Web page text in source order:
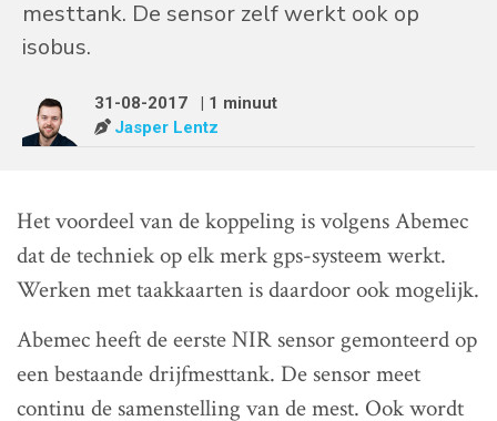
mesttank. De sensor zelf werkt ook op
isobus.
31-08-2017
| 1 minuut
Jasper Lentz
Het voordeel van de koppeling is volgens Abemec
dat de techniek op elk merk gps-systeem werkt.
Werken met taakkaarten is daardoor ook mogelijk.
Abemec heeft de eerste NIR sensor gemonteerd op
een bestaande drijfmesttank. De sensor meet
continu de samenstelling van de mest. Ook wordt